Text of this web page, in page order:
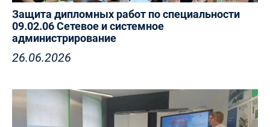
Защита дипломных работ по специальности
09.02.06 Сетевое и системное
администрирование
26.06.2026